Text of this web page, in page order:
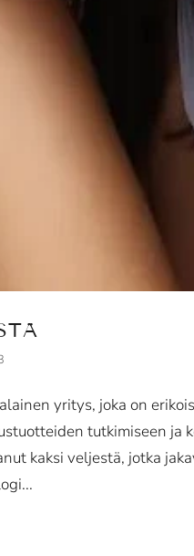
yritys, joka on
tutkimiseen ja
kaksi veljestä, jotka